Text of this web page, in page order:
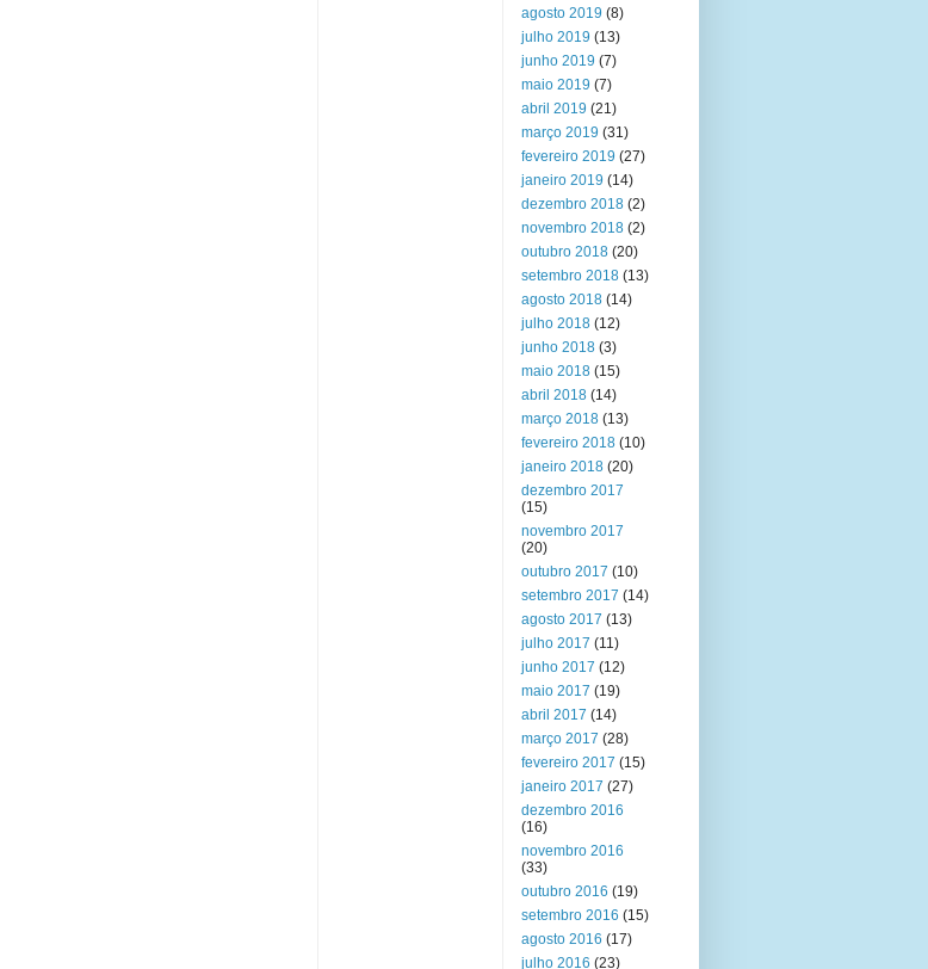
agosto 2019 (8)
julho 2019 (13)
junho 2019 (7)
maio 2019 (7)
abril 2019 (21)
março 2019 (31)
fevereiro 2019 (27)
janeiro 2019 (14)
dezembro 2018 (2)
novembro 2018 (2)
outubro 2018 (20)
setembro 2018 (13)
agosto 2018 (14)
julho 2018 (12)
junho 2018 (3)
maio 2018 (15)
abril 2018 (14)
março 2018 (13)
fevereiro 2018 (10)
janeiro 2018 (20)
dezembro 2017
(15)
novembro 2017
(20)
outubro 2017 (10)
setembro 2017 (14)
agosto 2017 (13)
julho 2017 (11)
junho 2017 (12)
maio 2017 (19)
abril 2017 (14)
março 2017 (28)
fevereiro 2017 (15)
janeiro 2017 (27)
dezembro 2016
(16)
novembro 2016
(33)
outubro 2016 (19)
setembro 2016 (15)
agosto 2016 (17)
julho 2016 (23)